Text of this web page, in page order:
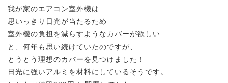
我が家のエアコン室外機は
思いっきり日光が当たるため
室外機の負担を減らすようなカバーが欲しい…
と、何年も思い続けていたのですが、
とうとう理想のカバーを見つけました！
日光に強いアルミを材料にしているそうです。